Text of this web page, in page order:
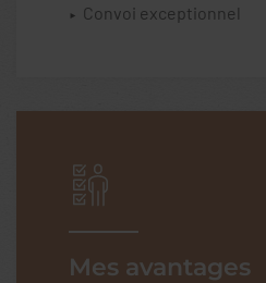
Convoi exceptionnel
Mes avantages